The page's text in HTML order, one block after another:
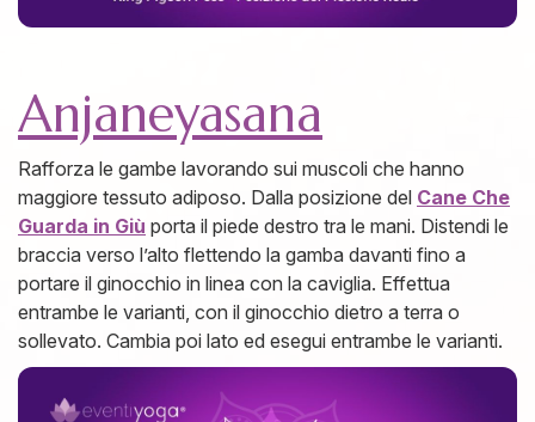
Anjaneyasana
Rafforza le gambe lavorando sui muscoli che hanno
maggiore tessuto adiposo. Dalla posizione del Cane Che
Guarda in Giù porta il piede destro tra le mani. Distendi le
braccia verso l’alto flettendo la gamba davanti fino a
portare il ginocchio in linea con la caviglia. Effettua
entrambe le varianti, con il ginocchio dietro a terra o
sollevato. Cambia poi lato ed esegui entrambe le varianti.